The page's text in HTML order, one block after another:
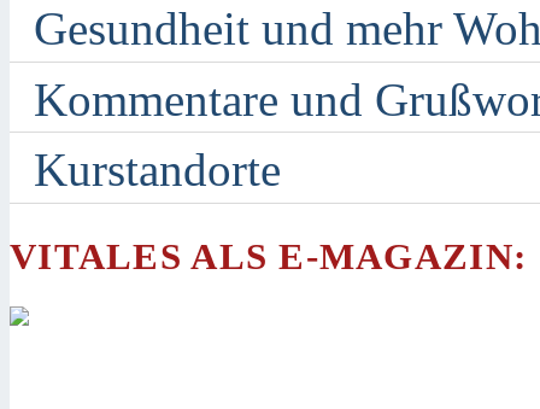
Gesundheit und mehr
Kommentare und
Kurstandorte
VITALES ALS E-MAGAZIN: